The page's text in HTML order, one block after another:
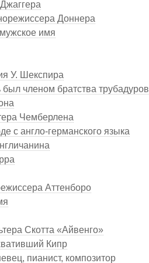
Доннера
имя
У. Шекспира
был членом братства
Чемберлена
с англо-германского языка
Аттенборо
Скотта «Айвенго»
Кипр
пианист, композитор